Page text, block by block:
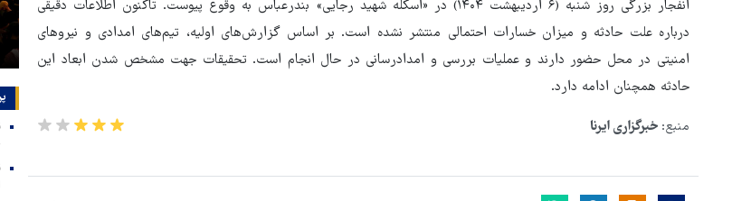
انفجار بزرگی روز شنبه (۶ اردیبهشت ۱۴۰۴) در «اسکله شهید رجایی» بندرعباس به وقوع پیوست. تاکنون اطلاعات دقیقی
درباره علت حادثه و میزان خسارات احتمالی منتشر نشده است. بر اساس گزارش‌های اولیه، تیم‌های امدادی و نیروهای
امنیتی در محل حضور دارند و عملیات بررسی و امدادرسانی در حال انجام است. تحقیقات جهت مشخص شدن ابعاد این
حادثه همچنان ادامه دارد.
منبع: خبرگزاری ایرنا
هماهنگی محور مقاومت، آمریکا را
در منطقه درمانده کرد
ترامپ نماد فساد، اقتدارگرایی و
جنگ‌طلبی است!